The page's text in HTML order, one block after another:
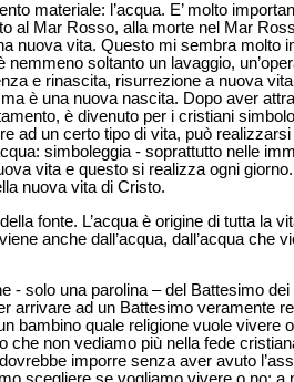
materiale: l’acqua. E’ molto
al Mar Rosso, alla morte nel Mar
nuova vita. Questo mi sembra molto
nemmeno soltanto un lavaggio,
e rinascita, risurrezione a nuova
è una nuova nascita. Dopo aver
è divenuto per i cristiani
ad un certo tipo di vita, può
simboleggia - soprattutto nelle
vita e questo si realizza ogni
nuova vita di Cristo.
fonte. L’acqua è origine di tutta
anche dall’acqua, dall’acqua
- solo una parolina – del Battesimo
arrivare ad un Battesimo veramente
bambino quale religione vuole vivere
che non vediamo più nella fede
imporre senza aver avuto